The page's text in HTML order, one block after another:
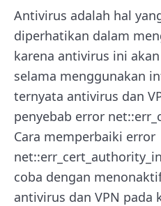
Antivirus adalah hal
diperhatikan dalam
karena antivirus ini
selama menggunakan
ternyata antivirus dan
penyebab error
Cara memperbaiki error
coba dengan
antivirus dan VPN pada